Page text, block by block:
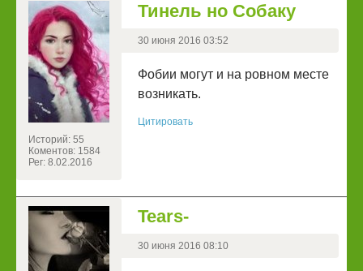
Историй: 55
Коментов: 1584
Рег: 8.02.2016
Тинель но Собаку
30 июня 2016 03:52
Фобии могут и на ровном месте
возникать.
Цитировать
Tears-
30 июня 2016 08:10